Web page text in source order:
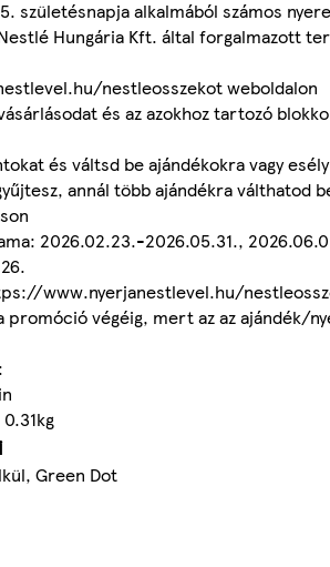
születésnapja alkalmából számos
Hungária Kft. által forgalmazott
nestleosszekot weboldalon
és az azokhoz tartozó
és váltsd be ajándékokra vagy
annál több ajándékra válthatod
2026.02.23.-2026.05.31.,
www.nyerjanestlevel.hu/
promóció végéig, mert az az ajándék/
Green Dot